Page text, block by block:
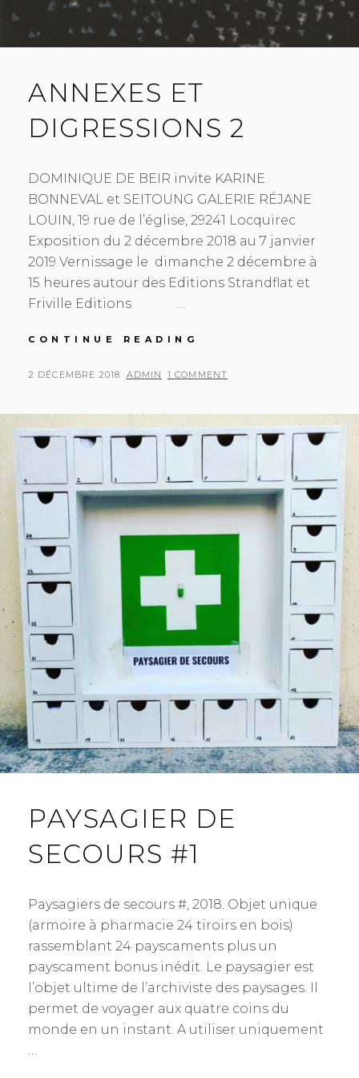
ANNEXES ET
DIGRESSIONS 2
DOMINIQUE DE BEIR invite KARINE
BONNEVAL et SEITOUNG GALERIE RÉJANE
LOUIN, 19 rue de l’église, 29241 Locquirec
Exposition du 2 décembre 2018 au 7 janvier
2019 Vernissage le dimanche 2 décembre à
15 heures autour des Editions Strandflat et
Friville Editions …
CONTINUE READING
DIGRESSIONS
POSTED
2 DÉCEMBRE 2018 BY
ADMIN 1 COMMENT
PAYSAGIER DE
SECOURS #1
Paysagiers de secours #, 2018. Objet unique
(armoire à pharmacie 24 tiroirs en bois)
rassemblant 24 payscaments plus un
payscament bonus inédit. Le paysagier est
l’objet ultime de l’archiviste des paysages. Il
permet de voyager aux quatre coins du
monde en un instant. A utiliser uniquement
…